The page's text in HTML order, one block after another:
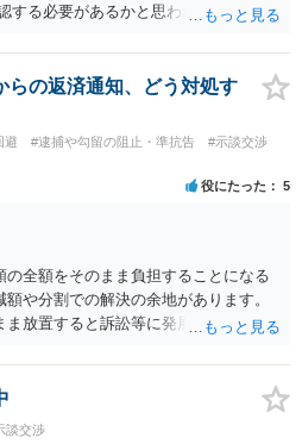
する必要があるかと思われますので、
らの返済通知、どう対処す
避 #逮捕や勾留の阻止・準抗告
#示談交渉
役にたった 5
の全額をそのまま負担することになる
や分割での解決の余地があります。
ま放置すると訴訟等に発展してしまう
談交渉